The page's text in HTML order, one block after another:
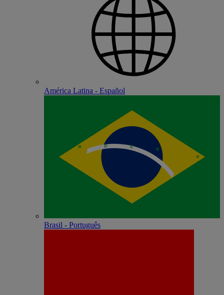
América Latina - Español
Brasil - Português